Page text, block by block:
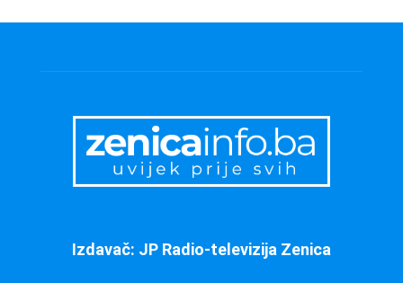
Izdavač: JP Radio-televizija Zenica